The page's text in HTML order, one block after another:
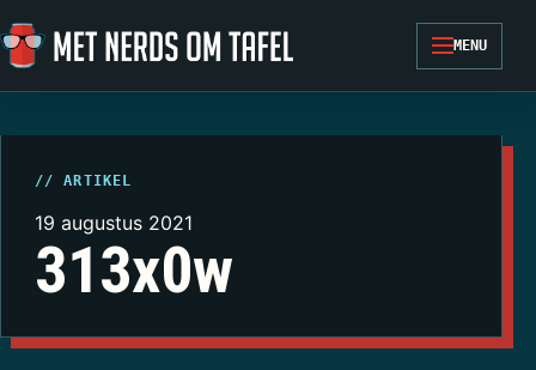
Ga naar de inhoud
MENU
// ARTIKEL
19 augustus 2021
313x0w